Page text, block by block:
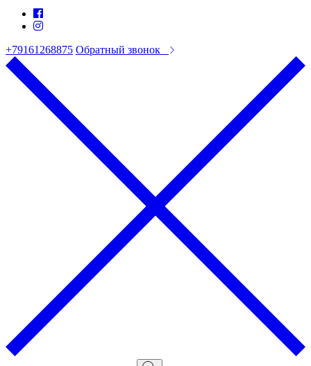
+79161268875 Обратный звонок